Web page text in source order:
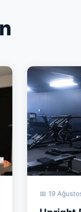
📅 19